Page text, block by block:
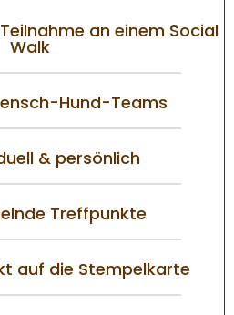
an einem Social
Walk
Hund-Teams
& persönlich
Treffpunkte
auf die Stempelkarte